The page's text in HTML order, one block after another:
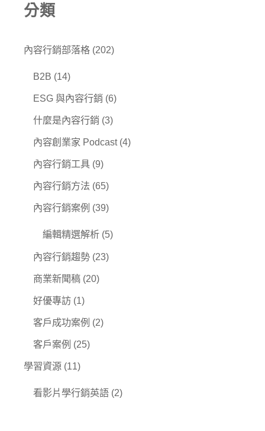
分類
內容行銷部落格 (202)
B2B (14)
ESG 與內容行銷 (6)
什麼是內容行銷 (3)
內容創業家 Podcast(4)
內容行銷工具 (9)
內容行銷方法 (65)
內容行銷案例 (39)
編輯精選解析 (5)
內容行銷趨勢 (23)
商業新聞稿 (20)
好優專訪 (1)
客戶成功案例 (2)
客戶案例 (25)
學習資源 (11)
看影片學行銷英語 (2)